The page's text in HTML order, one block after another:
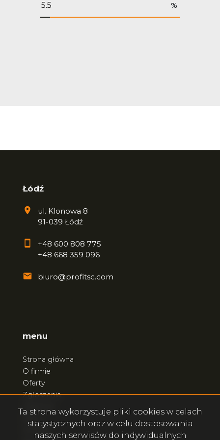
%
Łódź
ul. Klonowa 8
91-039 Łódź
+48 600 808 775
+48 668 359 096
biuro@profitsc.com
menu
Strona główna
O firmie
Oferty
Zgłoszenia
Kontakt
Ta strona wykorzystuje pliki cookies w celach
statystycznych oraz w celu dostosowania
naszych serwisów do indywidualnych